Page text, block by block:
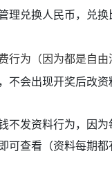
理兑换人民币，兑
为（因为都是自由
会出现开奖后改
不发资料行为，因
可查看（资料每期都